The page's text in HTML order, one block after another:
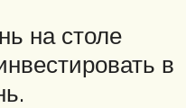
на столе
в